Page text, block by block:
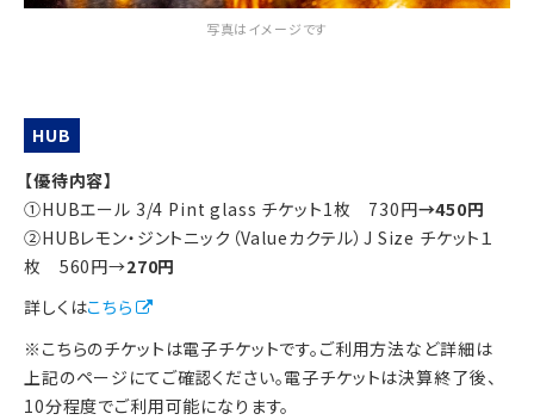
写真はイメージです
HUB
【優待内容】
①HUBエール 3/4 Pint glass チケット1枚 730円→450円
②HUBレモン・ジントニック（Valueカクテル）J Size チケット１
枚 560円→270円
詳しくはこちら
※こちらのチケットは電子チケットです。ご利用方法など詳細は
上記のページにてご確認ください。電子チケットは決算終了後、
10分程度でご利用可能になります。